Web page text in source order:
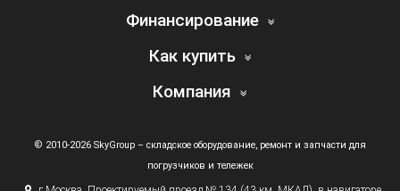
Финансирование
Как купить
Компания
© 2010-2026 SkyGroup – складское оборудование, ремонт и запчасти для
погрузчиков и тележек